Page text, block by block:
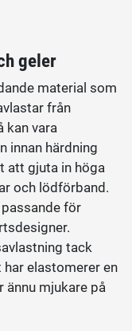
geler
material som
från
kan vara
innan härdning
att gjuta in höga
och lödförband.
för
tack
elastomerer en
ännu mjukare på